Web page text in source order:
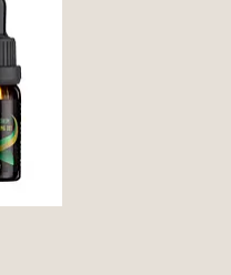
Add to